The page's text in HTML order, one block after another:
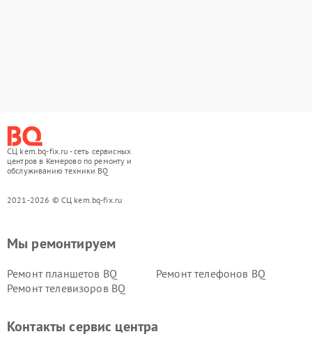
СЦ kem.bq-fix.ru - сеть сервисных
центров в Кемерово по ремонту и
обслуживанию техники BQ
2021-2026 © СЦ kem.bq-fix.ru
Мы ремонтируем
Ремонт планшетов BQ
Ремонт телефонов BQ
Ремонт телевизоров BQ
Контакты сервис центра